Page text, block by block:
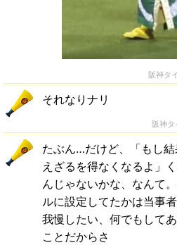
阪神タ
それなりナリ
阪神タ
たぶん…だけど、「もし
えざるを得なくなるよ」
んじゃないかな、なんて
ルに設定してたかは当事
我慢したい、何でもして
ことだからさ